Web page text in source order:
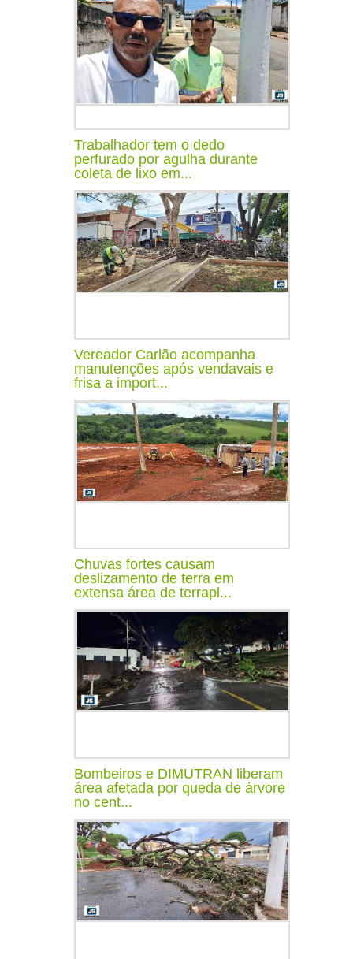
Trabalhador tem o dedo
perfurado por agulha durante
coleta de lixo em...
Vereador Carlão acompanha
manutenções após vendavais e
frisa a import...
Chuvas fortes causam
deslizamento de terra em
extensa área de terrapl...
Bombeiros e DIMUTRAN liberam
área afetada por queda de árvore
no cent...